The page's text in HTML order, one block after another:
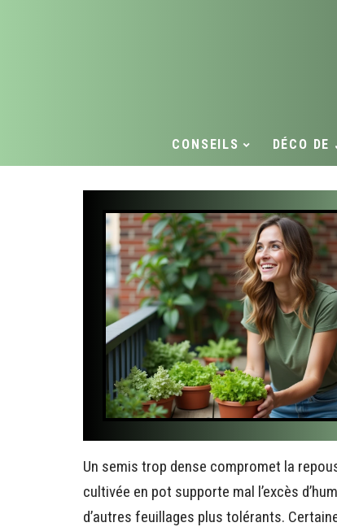
CONSEILS DÉCO DE
Un semis trop dense compromet la
cultivée en pot supporte mal l’excès
d’autres feuillages plus tolérants.